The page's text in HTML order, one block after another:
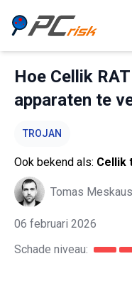
Hoe Cellik
apparaten te
TROJAN
Ook bekend als: Cellik
Tomas
06 februari 2026
Schade niveau: